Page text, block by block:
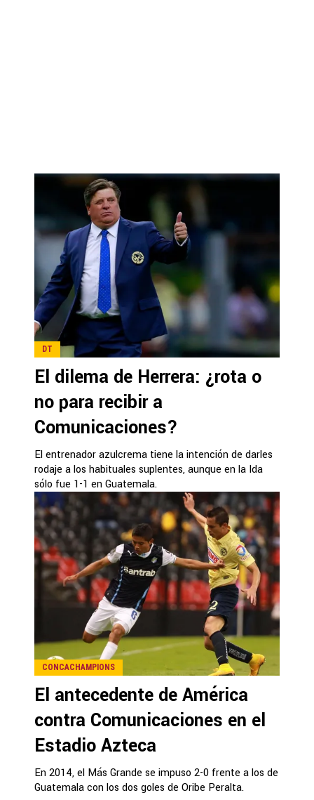
DT
El dilema de Herrera: ¿rota o
no para recibir a
Comunicaciones?
El entrenador azulcrema tiene la intención de darles
rodaje a los habituales suplentes, aunque en la Ida
sólo fue 1-1 en Guatemala.
CONCACHAMPIONS
El antecedente de América
contra Comunicaciones en el
Estadio Azteca
En 2014, el Más Grande se impuso 2-0 frente a los de
Guatemala con los dos goles de Oribe Peralta.